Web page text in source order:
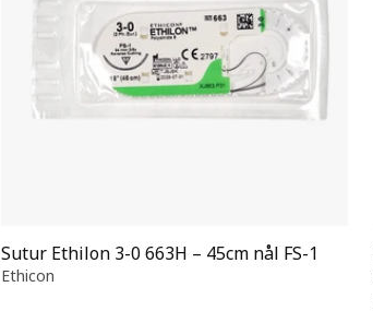
Sutur Ethilon 3-0 663H – 45cm nål FS-1
Ethicon